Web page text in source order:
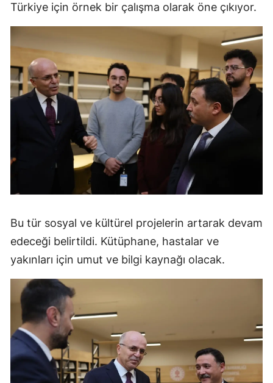
Türkiye için örnek bir çalışma olarak öne çıkıyor.
Bu tür sosyal ve kültürel projelerin artarak devam
edeceği belirtildi. Kütüphane, hastalar ve
yakınları için umut ve bilgi kaynağı olacak.